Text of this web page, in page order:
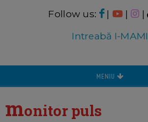
Follow us: | | |
Intreabă I-MAMI
MENIU
monitor puls